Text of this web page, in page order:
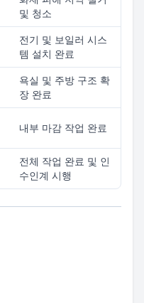
및 청소
전기 및 보일러 시스
템 설치 완료
욕실 및 주방 구조 확
장 완료
내부 마감 작업 완료
전체 작업 완료 및 인
수인계 시행